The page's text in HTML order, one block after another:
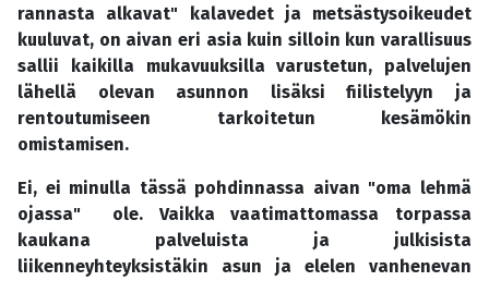
rannasta alkavat" kalavedet ja metsästysoikeudet
kuuluvat, on aivan eri asia kuin silloin kun varallisuus
sallii kaikilla mukavuuksilla varustetun, palvelujen
lähellä olevan asunnon lisäksi fiilistelyyn ja
rentoutumiseen tarkoitetun kesämökin
omistamisen.
Ei, ei minulla tässä pohdinnassa aivan "oma lehmä
ojassa" ole. Vaikka vaatimattomassa torpassa
kaukana palveluista ja julkisista
liikenneyhteyksistäkin asun ja elelen vanhenevan